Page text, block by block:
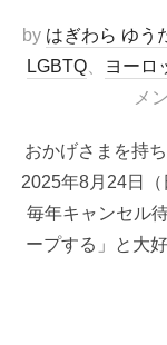
by はぎわら ゆう
LGBTQ、 ヨーロ
メ
おかげさまを持
2025年8月24日
毎年キャンセル
ープする」と大